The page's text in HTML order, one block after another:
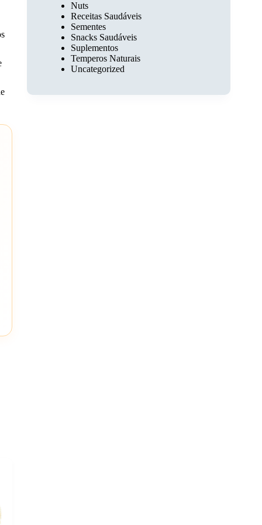
Nuts
Receitas Saudáveis
Sementes
Snacks Saudáveis
Suplementos
Temperos Naturais
Uncategorized